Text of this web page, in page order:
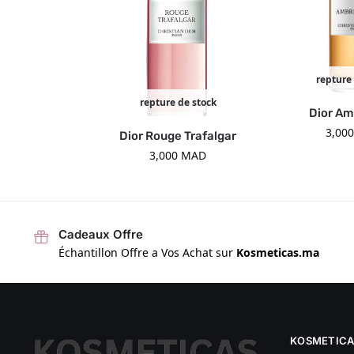
repture de stock
Dior Rouge Trafalgar
3,000 MAD
repture
Dior
Cadeaux Offre
Échantillon Offre a Vos Achat sur Kosmeticas.ma